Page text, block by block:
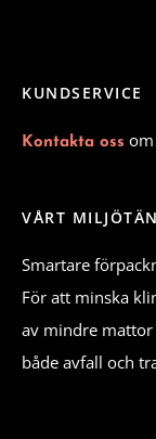
KUNDSERVICE
Kontakta oss
VÅRT
Smartare
För att minska
av mindre
både avfall och